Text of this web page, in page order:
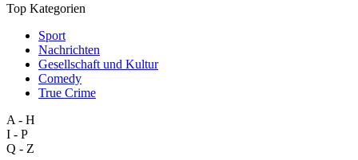
Top Kategorien
Sport
Nachrichten
Gesellschaft und Kultur
Comedy
True Crime
A - H
I - P
Q - Z